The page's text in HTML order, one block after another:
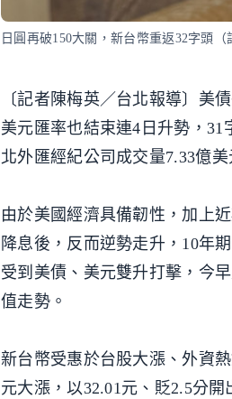
日圓再破150大關，新台幣重返32字頭（
〔記者陳梅英／台北報導〕美
美元匯率也結束連4日升勢，31
北外匯經紀公司成交量7.33億美
由於美國經濟具備韌性，加上
降息後，反而逆勢走升，10年
受到美債、美元雙升打擊，今
值走勢。
新台幣受惠於台股大漲、外資
元大漲，以32.01元、貶2.5分